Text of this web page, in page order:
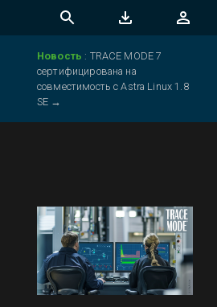
Новость : TRACE MODE 7
сертифицирована на
совместимость с Astra Linux 1.8
SE →